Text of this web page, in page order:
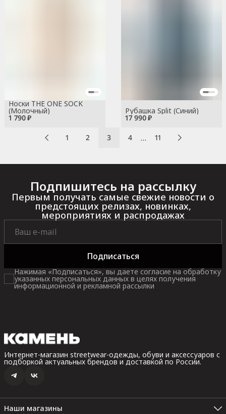
1 790 ₽
Носки THE ONE SOCK
(Молочный)
17 990 ₽
Рубашка Split (Синий)
1 2 3 4 … 11
Подпишитесь на рассылку
Первым получать самые свежие новости о
предстоящих релизах, новинках,
мероприятиях и распродажах
Подписаться
Нажимая «Подписаться», вы даете согласие на обработку
указанных персональных данных в целях получения
информационной и рекламной рассылки
Интернет-магазин streetwear-одежды, обуви и аксессуаров с
подборкой актуальных брендов и доставкой по России.
Наши магазины